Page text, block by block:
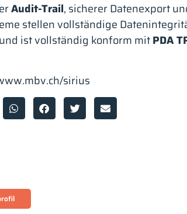
Audit-Trail, sicherer Datenexport
stellen vollständige
ist vollständig konform mitPDA
sirius